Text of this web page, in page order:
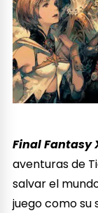
Final Fantasy
aventuras de
salvar el
juego como su